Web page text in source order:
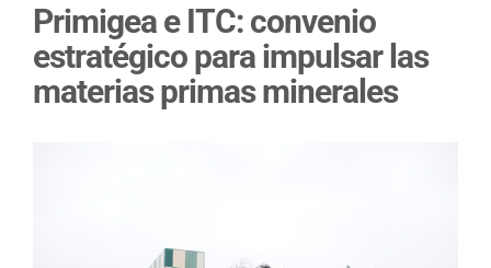
Primigea e ITC: convenio
estratégico para impulsar las
materias primas minerales